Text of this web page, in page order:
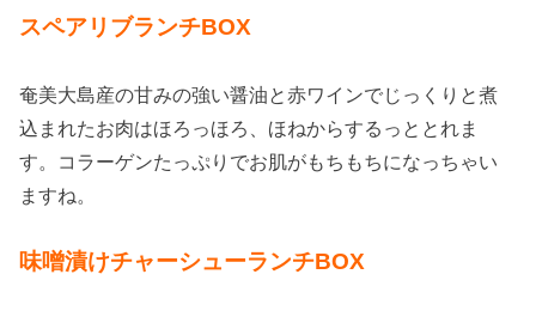
スペアリブランチBOX
奄美大島産の甘みの強い醤油と赤ワインでじっくりと煮
込まれたお肉はほろっほろ、ほねからするっととれま
す。コラーゲンたっぷりでお肌がもちもちになっちゃい
ますね。
味噌漬けチャーシューランチBOX